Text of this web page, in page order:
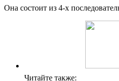
Она состоит из 4-х
Читайте также: